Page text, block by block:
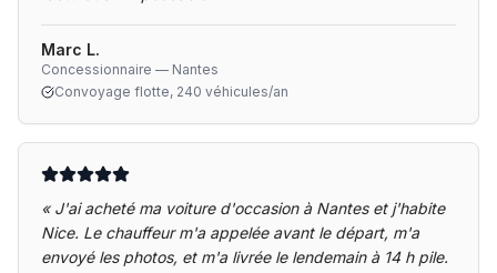
Marc L.
Concessionnaire — Nantes
Convoyage flotte, 240 véhicules/an
« J'ai acheté ma voiture d'occasion à Nantes et j'habite
Nice. Le chauffeur m'a appelée avant le départ, m'a
envoyé les photos, et m'a livrée le lendemain à 14 h pile.